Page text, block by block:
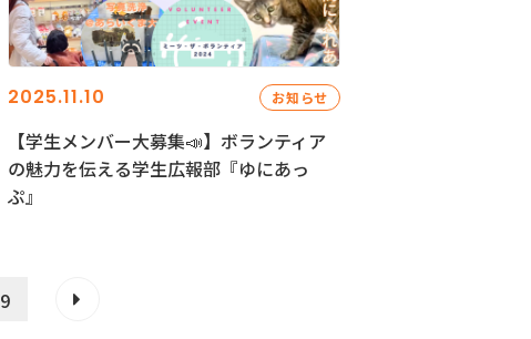
2025.11.10 お知らせ
【学生メンバー大募集📣】ボランティア
の魅力を伝える学生広報部『ゆにあっ
ぷ』
9